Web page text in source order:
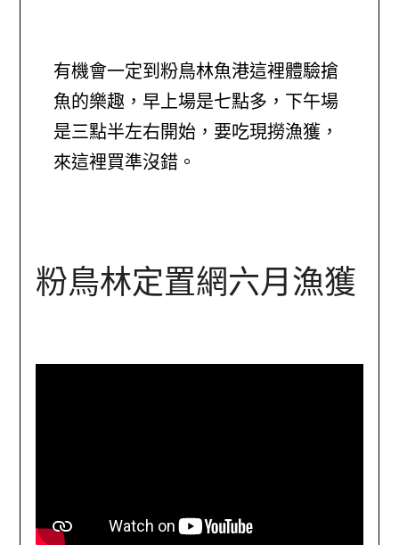
有機會一定到粉鳥林魚港這裡體驗搶
魚的樂趣，早上場是七點多，下午場
是三點半左右開始，要吃現撈漁獲，
來這裡買準沒錯。
粉鳥林定置網六月漁獲